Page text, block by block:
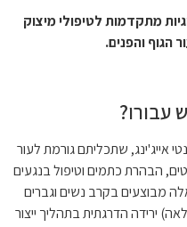
מתקדמות לטיפולי מיצוק
הגוף והפנים.
עבורו?
אייג'ינג, שתכליתם גורמת לעור
הבהרת כתמים וטיפול בנגעים
מבוצעים בקרב נשים וגברים
שחווים עם הגיל (לרוב בגיל 30 והלאה) ירידה הדרגתית בתהליך ייצור